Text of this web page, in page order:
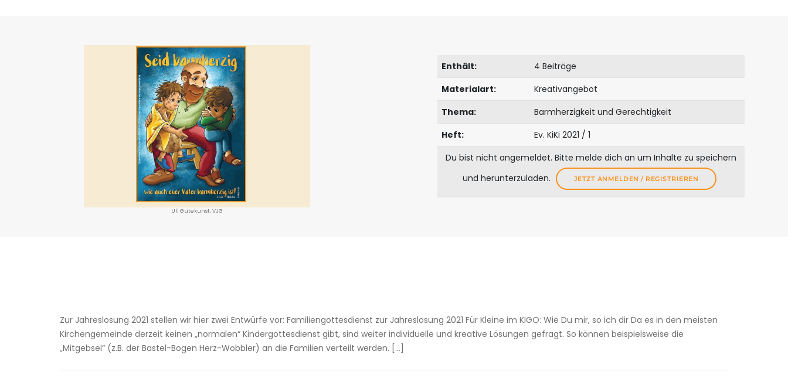
Uli Gutekunst, VJG
Enthält:
4 Beiträge
Materialart:
Kreativangebot
Thema:
Barmherzigkeit und Gerechtigkeit
Heft:
Ev. KiKi 2021 / 1
Du bist nicht angemeldet. Bitte melde dich an um Inhalte zu speichern
und herunterzuladen.
JETZT ANMELDEN / REGISTRIEREN
Zur Jahreslosung 2021 stellen wir hier zwei Entwürfe vor: Familiengottesdienst zur Jahreslosung 2021 Für Kleine im KIGO: Wie Du mir, so ich dir Da es in den meisten
Kirchengemeinde derzeit keinen „normalen“ Kindergottesdienst gibt, sind weiter individuelle und kreative Lösungen gefragt. So können beispielsweise die
„Mitgebsel“ (z.B. der Bastel-Bogen Herz-Wobbler) an die Familien verteilt werden. […]